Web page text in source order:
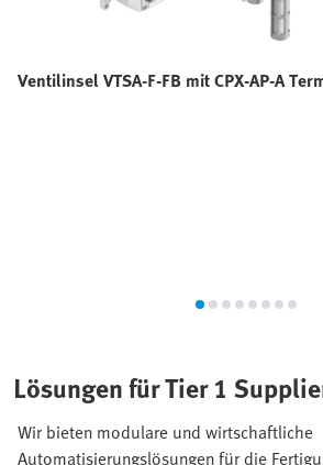
Ventilinsel VTSA-F-FB mit CPX-AP-A
Lösungen für Tier 1
Wir bieten modulare und wirtschaftliche
Automatisierungslösungen für die